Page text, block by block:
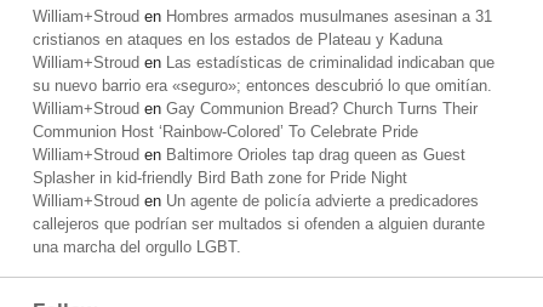
William+Stroud en Hombres armados musulmanes asesinan a 31
cristianos en ataques en los estados de Plateau y Kaduna
William+Stroud en Las estadísticas de criminalidad indicaban que
su nuevo barrio era «seguro»; entonces descubrió lo que omitían.
William+Stroud en Gay Communion Bread? Church Turns Their
Communion Host ‘Rainbow-Colored’ To Celebrate Pride
William+Stroud en Baltimore Orioles tap drag queen as Guest
Splasher in kid-friendly Bird Bath zone for Pride Night
William+Stroud en Un agente de policía advierte a predicadores
callejeros que podrían ser multados si ofenden a alguien durante
una marcha del orgullo LGBT.